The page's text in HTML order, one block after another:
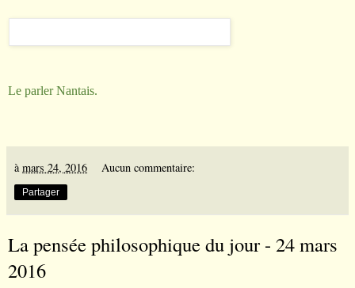
Le parler Nantais.
à mars 24, 2016 Aucun commentaire:
Partager
La pensée philosophique du jour - 24 mars
2016